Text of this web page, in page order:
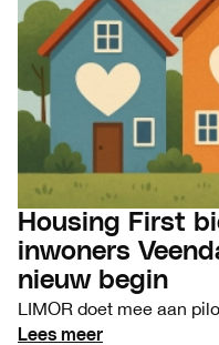
Housing First
inwoners
nieuw begin
LIMOR doet mee aan
Lees meer